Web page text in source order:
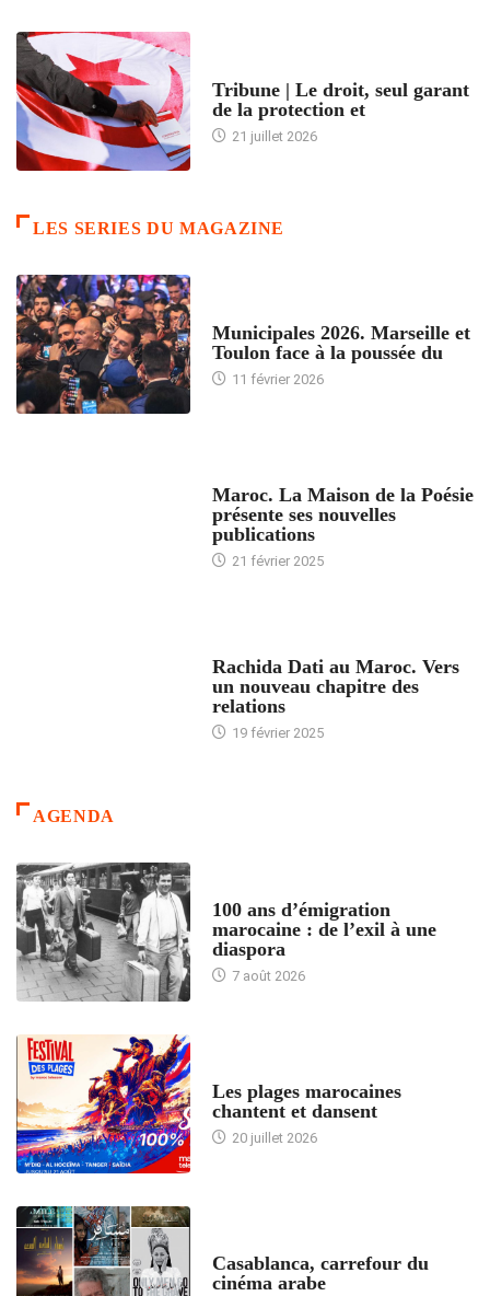
Tribune | Le droit, seul garant
de la protection et
21 juillet 2026
LES SERIES DU MAGAZINE
Municipales 2026. Marseille et
Toulon face à la poussée du
11 février 2026
Maroc. La Maison de la Poésie
présente ses nouvelles
publications
21 février 2025
Rachida Dati au Maroc. Vers
un nouveau chapitre des
relations
19 février 2025
AGENDA
100 ans d’émigration
marocaine : de l’exil à une
diaspora
7 août 2026
Les plages marocaines
chantent et dansent
20 juillet 2026
Casablanca, carrefour du
cinéma arabe